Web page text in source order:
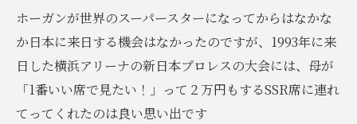
ホーガンが世界のスーパースターになってからはなかな
か日本に来日する機会はなかったのですが、1993年に来
日した横浜アリーナの新日本プロレスの大会には、母が
「1番いい席で見たい！」って２万円もするSSR席に連れ
てってくれたのは良い思い出です